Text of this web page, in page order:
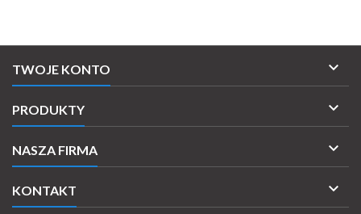
TWOJE KONTO 
PRODUKTY 
NASZA FIRMA 
KONTAKT 